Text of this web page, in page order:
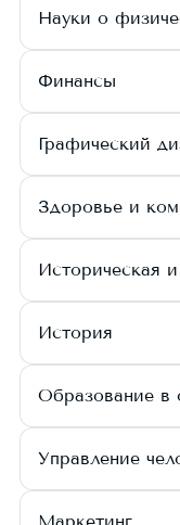
Науки о
Финансы
Графический
Здоровье и
Историческая
История
Образование в
Управление